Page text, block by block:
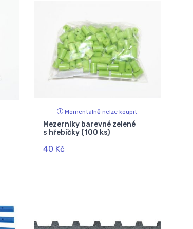
Momentálně nelze koupit
Mezerníky barevné zelené
s hřebíčky (100 ks)
40 Kč